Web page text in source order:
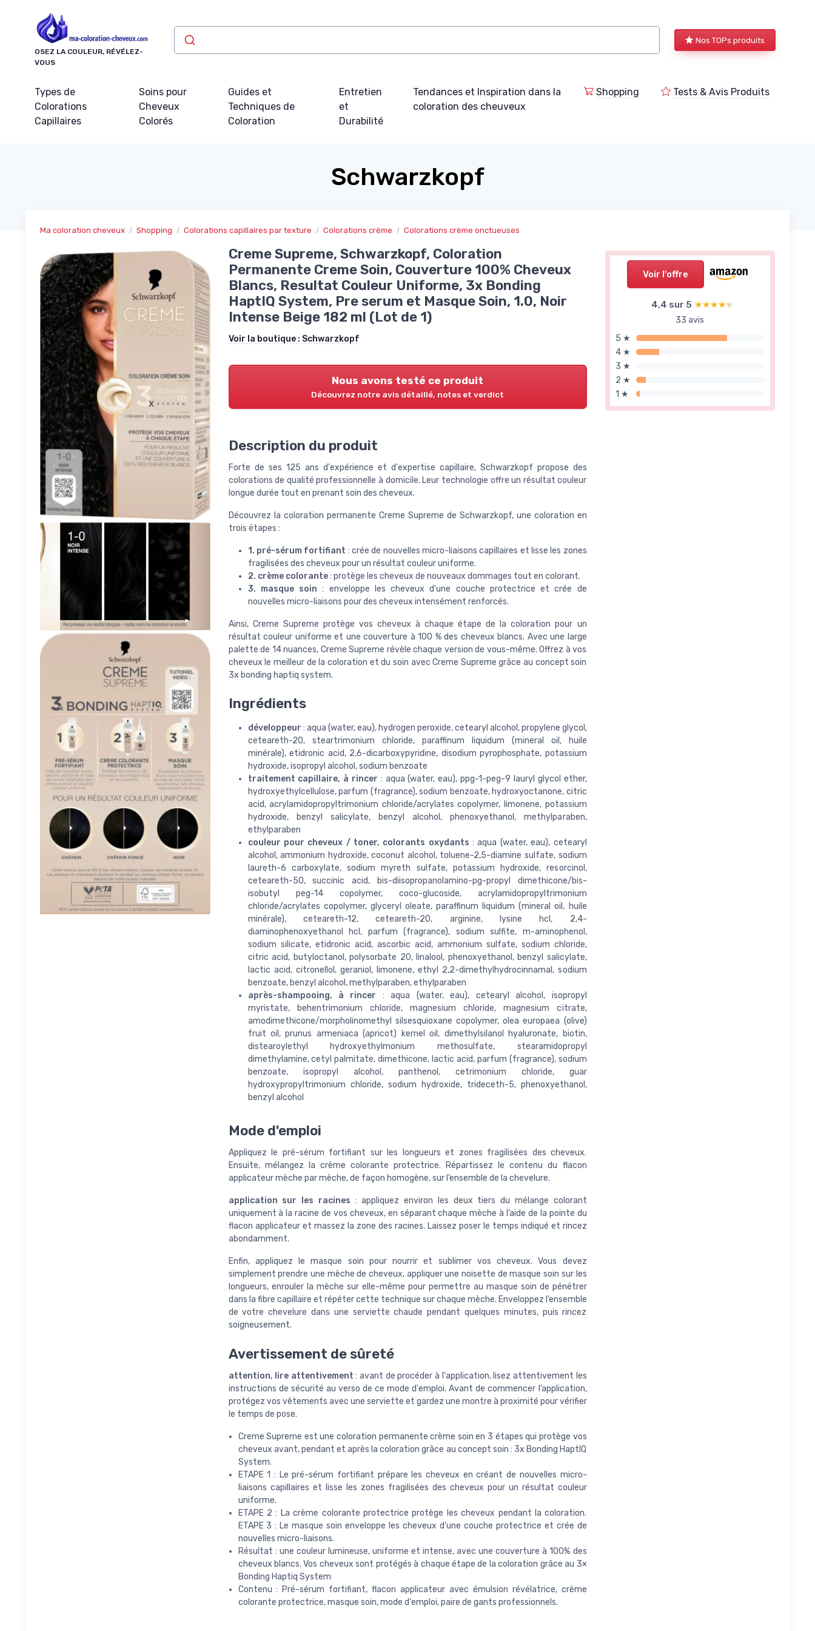
OSEZ LA COULEUR, RÉVÉLEZ-
VOUS
Nos TOPs produits
Types de
Colorations
Capillaires
Soins pour
Cheveux
Colorés
Guides et
Techniques de
Coloration
Entretien
et
Durabilité
Tendances et Inspiration dans la
coloration des cheuveux
Shopping Tests & Avis Produits
Schwarzkopf
Ma coloration cheveux Shopping Colorations capillaires par texture Colorations crème Colorations crème onctueuses
Voir l'offre
4,4 sur 5 ★★★★★
★★★★★
33 avis
5 ★
4 ★
3 ★
2 ★
1 ★
Creme Supreme, Schwarzkopf, Coloration
Permanente Creme Soin, Couverture 100% Cheveux
Blancs, Resultat Couleur Uniforme, 3x Bonding
HaptIQ System, Pre serum et Masque Soin, 1.0, Noir
Intense Beige 182 ml (Lot de 1)
Voir la boutique : Schwarzkopf
Nous avons testé ce produit
Découvrez notre avis détaillé, notes et verdict
Description du produit
Forte de ses 125 ans d'expérience et d'expertise capillaire, Schwarzkopf propose des
colorations de qualité professionnelle à domicile. Leur technologie offre un résultat couleur
longue durée tout en prenant soin des cheveux.
Découvrez la coloration permanente Creme Supreme de Schwarzkopf, une coloration en
trois étapes :
1. pré-sérum fortifiant : crée de nouvelles micro-liaisons capillaires et lisse les zones
fragilisées des cheveux pour un résultat couleur uniforme.
2. crème colorante: protège les cheveux de nouveaux dommages tout en colorant.
3. masque soin : enveloppe les cheveux d'une couche protectrice et crée de
nouvelles micro-liaisons pour des cheveux intensément renforcés.
Ainsi, Creme Supreme protège vos cheveux à chaque étape de la coloration pour un
résultat couleur uniforme et une couverture à 100 % des cheveux blancs. Avec une large
palette de 14 nuances, Creme Supreme révèle chaque version de vous-même. Offrez à vos
cheveux le meilleur de la coloration et du soin avec Creme Supreme grâce au concept soin
3x bonding haptiq system.
Ingrédients
développeur : aqua (water, eau), hydrogen peroxide, cetearyl alcohol, propylene glycol,
ceteareth-20, steartrimonium chloride, paraffinum liquidum (mineral oil, huile
minérale), etidronic acid, 2,6-dicarboxypyridine, disodium pyrophosphate, potassium
hydroxide, isopropyl alcohol, sodium benzoate
traitement capillaire, à rincer : aqua (water, eau), ppg-1-peg-9 lauryl glycol ether,
hydroxyethylcellulose, parfum (fragrance), sodium benzoate, hydroxyoctanone, citric
acid, acrylamidopropyltrimonium chloride/acrylates copolymer, limonene, potassium
hydroxide, benzyl salicylate, benzyl alcohol, phenoxyethanol, methylparaben,
ethylparaben
couleur pour cheveux / toner, colorants oxydants : aqua (water, eau), cetearyl
alcohol, ammonium hydroxide, coconut alcohol, toluene-2,5-diamine sulfate, sodium
laureth-6 carboxylate, sodium myreth sulfate, potassium hydroxide, resorcinol,
ceteareth-50, succinic acid, bis-diisopropanolamino-pg-propyl dimethicone/bis-
isobutyl peg-14 copolymer, coco-glucoside, acrylamidopropyltrimonium
chloride/acrylates copolymer, glyceryl oleate, paraffinum liquidum (mineral oil, huile
minérale), ceteareth-12, ceteareth-20, arginine, lysine hcl, 2,4-
diaminophenoxyethanol hcl, parfum (fragrance), sodium sulfite, m-aminophenol,
sodium silicate, etidronic acid, ascorbic acid, ammonium sulfate, sodium chloride,
citric acid, butyloctanol, polysorbate 20, linalool, phenoxyethanol, benzyl salicylate,
lactic acid, citronellol, geraniol, limonene, ethyl 2,2-dimethylhydrocinnamal, sodium
benzoate, benzyl alcohol, methylparaben, ethylparaben
après-shampooing, à rincer : aqua (water, eau), cetearyl alcohol, isopropyl
myristate, behentrimonium chloride, magnesium chloride, magnesium citrate,
amodimethicone/morpholinomethyl silsesquioxane copolymer, olea europaea (olive)
fruit oil, prunus armeniaca (apricot) kernel oil, dimethylsilanol hyaluronate, biotin,
distearoylethyl hydroxyethylmonium methosulfate, stearamidopropyl
dimethylamine, cetyl palmitate, dimethicone, lactic acid, parfum (fragrance), sodium
benzoate, isopropyl alcohol, panthenol, cetrimonium chloride, guar
hydroxypropyltrimonium chloride, sodium hydroxide, trideceth-5, phenoxyethanol,
benzyl alcohol
Mode d'emploi
Appliquez le pré-sérum fortifiant sur les longueurs et zones fragilisées des cheveux.
Ensuite, mélangez la crème colorante protectrice. Répartissez le contenu du flacon
applicateur mèche par mèche, de façon homogène, sur l’ensemble de la chevelure.
application sur les racines : appliquez environ les deux tiers du mélange colorant
uniquement à la racine de vos cheveux, en séparant chaque mèche à l’aide de la pointe du
flacon applicateur et massez la zone des racines. Laissez poser le temps indiqué et rincez
abondamment.
Enfin, appliquez le masque soin pour nourrir et sublimer vos cheveux. Vous devez
simplement prendre une mèche de cheveux, appliquer une noisette de masque soin sur les
longueurs, enrouler la mèche sur elle-même pour permettre au masque soin de pénétrer
dans la fibre capillaire et répéter cette technique sur chaque mèche. Enveloppez l’ensemble
de votre chevelure dans une serviette chaude pendant quelques minutes, puis rincez
soigneusement.
Avertissement de sûreté
attention, lire attentivement : avant de procéder à l'application, lisez attentivement les
instructions de sécurité au verso de ce mode d'emploi. Avant de commencer l’application,
protégez vos vêtements avec une serviette et gardez une montre à proximité pour vérifier
le temps de pose.
Creme Supreme est une coloration permanente crème soin en 3 étapes qui protège vos
cheveux avant, pendant et après la coloration grâce au concept soin : 3x Bonding HaptIQ
System.
ETAPE 1 : Le pré-sérum fortifiant prépare les cheveux en créant de nouvelles micro-
liaisons capillaires et lisse les zones fragilisées des cheveux pour un résultat couleur
uniforme.
ETAPE 2 : La crème colorante protectrice protège les cheveux pendant la coloration.
ETAPE 3 : Le masque soin enveloppe les cheveux d'une couche protectrice et crée de
nouvelles micro-liaisons.
Résultat : une couleur lumineuse, uniforme et intense, avec une couverture à 100% des
cheveux blancs. Vos cheveux sont protégés à chaque étape de la coloration grâce au 3×
Bonding Haptiq System
Contenu : Pré-sérum fortifiant, flacon applicateur avec émulsion révélatrice, crème
colorante protectrice, masque soin, mode d'emploi, paire de gants professionnels.